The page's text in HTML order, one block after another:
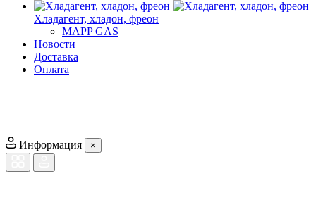
Хладагент, хладон, фреон
MAPP GAS
Новости
Доставка
Оплата
Информация ×